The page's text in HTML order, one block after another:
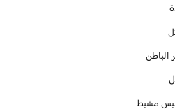
الباطن
مشيط